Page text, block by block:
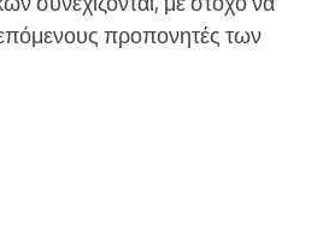
προπονητές των